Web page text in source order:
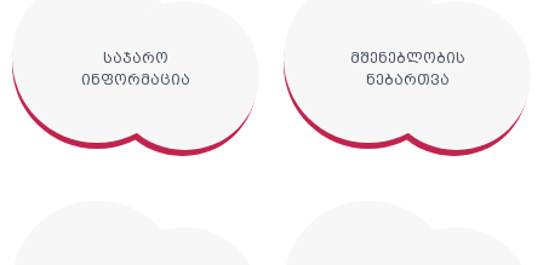
საჯარო
ინფორმაცია
მშენებლობის
ნებართვა